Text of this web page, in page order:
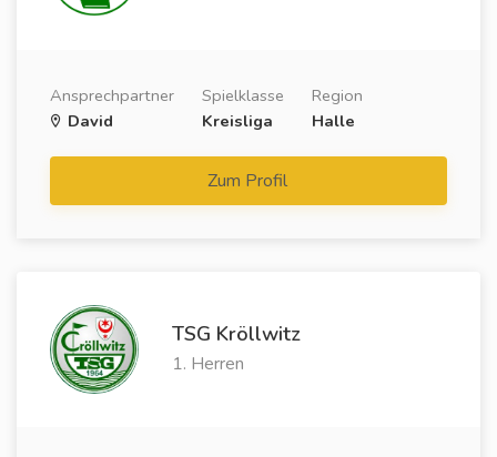
Ansprechpartner
David
Spielklasse
Kreisliga
Region
Halle
Zum Profil
TSG Kröllwitz
1. Herren